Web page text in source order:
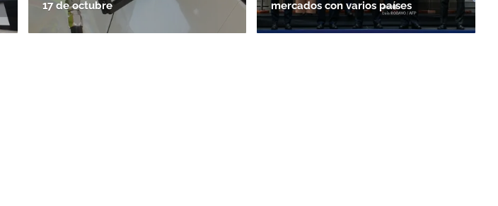
17 de octubre
mercados con varios países